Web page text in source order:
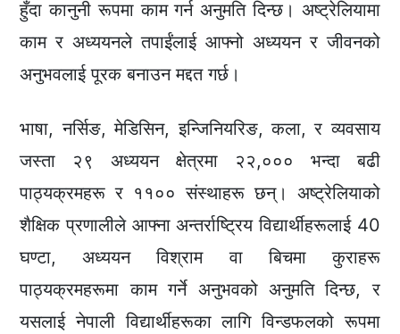
हुँदा कानुनी रूपमा काम गर्न अनुमति दिन्छ। अष्ट्रेलियामा
काम र अध्ययनले तपाईंलाई आफ्नो अध्ययन र जीवनको
अनुभवलाई पूरक बनाउन मद्दत गर्छ।
भाषा, नर्सिङ, मेडिसिन, इन्जिनियरिङ, कला, र व्यवसाय
जस्ता २९ अध्ययन क्षेत्रमा २२,००० भन्दा बढी
पाठ्यक्रमहरू र ११०० संस्थाहरू छन्। अष्ट्रेलियाको
शैक्षिक प्रणालीले आफ्ना अन्तर्राष्ट्रिय विद्यार्थीहरूलाई 40
घण्टा, अध्ययन विश्राम वा बिचमा कुराहरू
पाठ्यक्रमहरूमा काम गर्ने अनुभवको अनुमति दिन्छ, र
यसलाईनेपाली विद्यार्थीहरूका लागि विन्डफलको रूपमा